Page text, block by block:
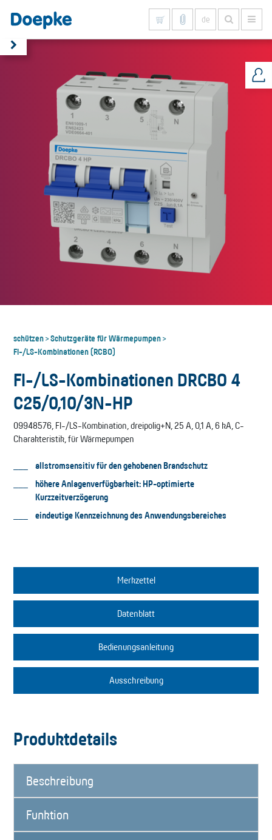
de
schützen>Schutzgeräte für Wärmepumpen>
FI-/LS-Kombinationen (RCBO)
FI-/LS-Kombinationen DRCBO 4
C25/0,10/3N-HP
09948576, FI-/LS-Kombination, dreipolig+N, 25 A, 0,1 A, 6 kA, C-
Charakteristik, für Wärmepumpen
allstromsensitiv für den gehobenen Brandschutz
höhere Anlagenverfügbarkeit: HP-optimierte
Kurzzeitverzögerung
eindeutige Kennzeichnung des Anwendungsbereiches
Merkzettel
Datenblatt
Bedienungsanleitung
Ausschreibung
Produktdetails
Beschreibung
Funktion